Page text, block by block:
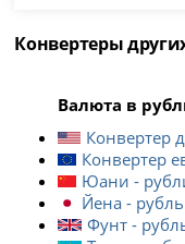
Конвертеры
Валюта в
Конвертер
Конвертер
Юани -
Йена - рубль
Фунт -